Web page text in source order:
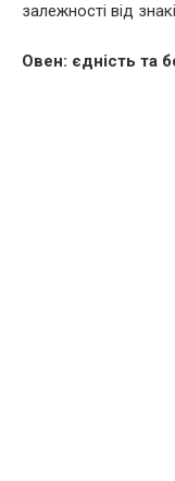
залежності від
Овен: єдність та